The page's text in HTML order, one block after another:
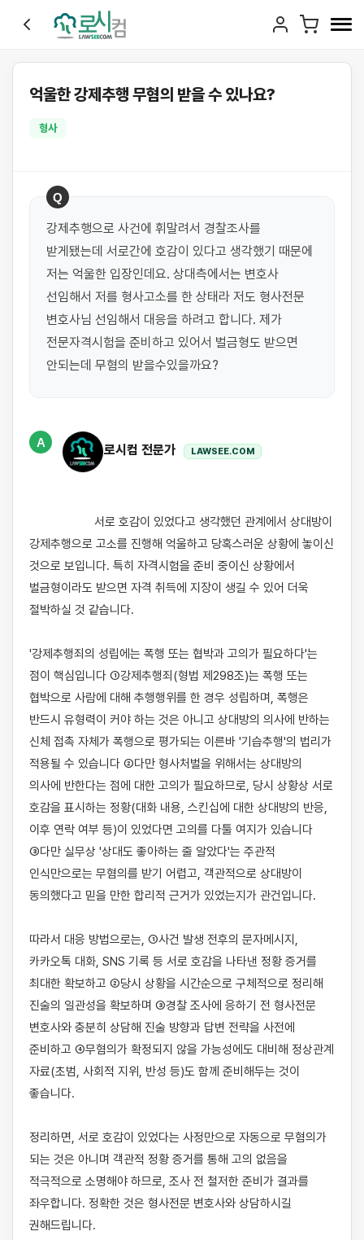
억울한 강제추행 무혐의 받을 수 있나요?
형사
Q
강제추행으로 사건에 휘말려서 경찰조사를
받게됐는데 서로간에 호감이 있다고 생각했기 때문에
저는 억울한 입장인데요. 상대측에서는 변호사
선임해서 저를 형사고소를 한 상태라 저도 형사전문
변호사님 선임해서 대응을 하려고 합니다. 제가
전문자격시험을 준비하고 있어서 벌금형도 받으면
안되는데 무혐의 받을수있을까요?
A
로시컴 전문가 LAWSEE.COM
강제추행으로 고소를 진행해 억울하고 당혹스러운 상황에 놓이신
것으로 보입니다. 특히 자격시험을 준비 중이신 상황에서
벌금형이라도 받으면 자격 취득에 지장이 생길 수 있어 더욱
절박하실 것 같습니다.
'강제추행죄의 성립에는 폭행 또는 협박과 고의가 필요하다'는
점이 핵심입니다 ①강제추행죄(형법 제298조)는 폭행 또는
협박으로 사람에 대해 추행행위를 한 경우 성립하며, 폭행은
반드시 유형력이 커야 하는 것은 아니고 상대방의 의사에 반하는
신체 접촉 자체가 폭행으로 평가되는 이른바 '기습추행'의 법리가
적용될 수 있습니다 ②다만 형사처벌을 위해서는 상대방의
의사에 반한다는 점에 대한 고의가 필요하므로, 당시 상황상 서로
호감을 표시하는 정황(대화 내용, 스킨십에 대한 상대방의 반응,
이후 연락 여부 등)이 있었다면 고의를 다툴 여지가 있습니다
③다만 실무상 '상대도 좋아하는 줄 알았다'는 주관적
인식만으로는 무혐의를 받기 어렵고, 객관적으로 상대방이
동의했다고 믿을 만한 합리적 근거가 있었는지가 관건입니다.
따라서 대응 방법으로는, ①사건 발생 전후의 문자메시지,
카카오톡 대화, SNS 기록 등 서로 호감을 나타낸 정황 증거를
최대한 확보하고 ②당시 상황을 시간순으로 구체적으로 정리해
진술의 일관성을 확보하며 ③경찰 조사에 응하기 전 형사전문
변호사와 충분히 상담해 진술 방향과 답변 전략을 사전에
준비하고 ④무혐의가 확정되지 않을 가능성에도 대비해 정상관계
자료(초범, 사회적 지위, 반성 등)도 함께 준비해두는 것이
좋습니다.
정리하면, 서로 호감이 있었다는 사정만으로 자동으로 무혐의가
되는 것은 아니며 객관적 정황 증거를 통해 고의 없음을
적극적으로 소명해야 하므로, 조사 전 철저한 준비가 결과를
좌우합니다. 정확한 것은 형사전문 변호사와 상담하시길
권해드립니다.